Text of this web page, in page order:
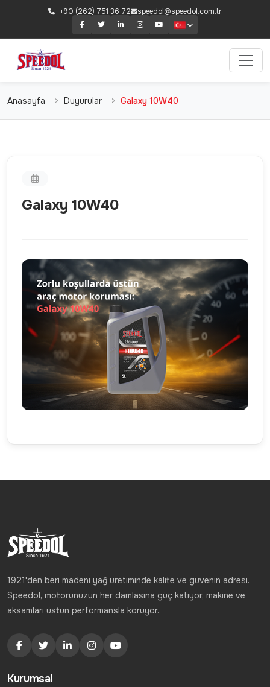
+90 (262) 751 36 72 speedol@speedol.com.tr
Anasayfa Duyurular Galaxy 10W40
Galaxy 10W40
1921'den beri madeni yağ üretiminde kalite ve güvenin adresi.
Speedol, motorunuzun her damlasına güç katıyor, makine ve
aksamları üstün performansla koruyor.
Kurumsal